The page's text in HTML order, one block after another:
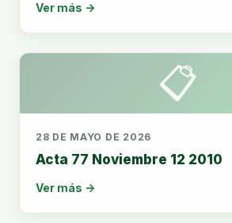
Ver más →
📋
28 DE MAYO DE 2026
Acta 77 Noviembre 12 2010
Ver más →